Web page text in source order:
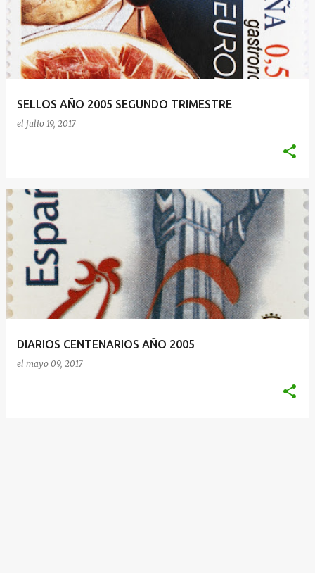
SELLOS AÑO 2005 SEGUNDO TRIMESTRE
el julio 19, 2017
DIARIOS CENTENARIOS AÑO 2005
el mayo 09, 2017